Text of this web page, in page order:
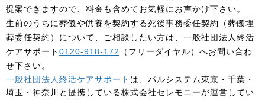
提案できますので、料金も含めてお気軽にお声かけ下さい。
生前のうちに葬儀や供養を契約する死後事務委任契約（葬儀埋
葬委任契約）について、ご相談したい方は、一般社団法人終活
ケアサポート 0120-918-172
（フリーダイヤル）へお問い合わ
せ下さい。
一般社団法人終活ケアサポート は、パルシステム東京・千葉・
埼玉・神奈川と提携している株式会社セレモニーが運営してい